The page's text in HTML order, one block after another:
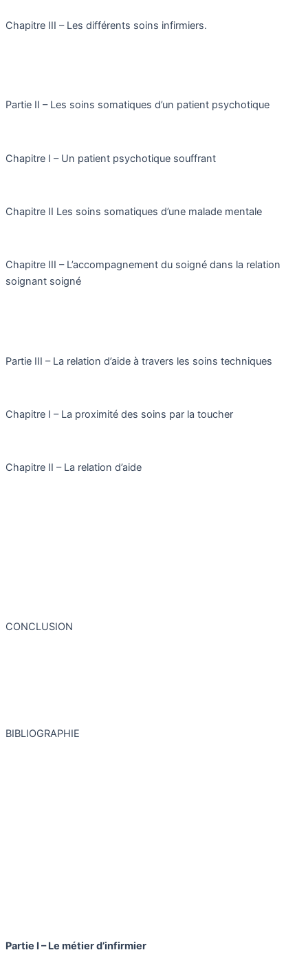
Chapitre III – Les différents soins infirmiers.
Partie II – Les soins somatiques d’un patient psychotique
Chapitre I – Un patient psychotique souffrant
Chapitre II Les soins somatiques d’une malade mentale
Chapitre III – L’accompagnement du soigné dans la relation
soignant soigné
Partie III – La relation d’aide à travers les soins techniques
Chapitre I – La proximité des soins par la toucher
Chapitre II – La relation d’aide
CONCLUSION
BIBLIOGRAPHIE
Partie I – Le métier d’infirmier